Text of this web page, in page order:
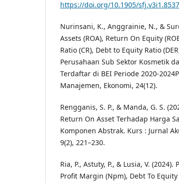
https://doi.org/10.1905/sfj.v3i1.8537
Nurinsani, K., Anggrainie, N., &
Assets (ROA), Return On Equity
Ratio (CR), Debt to Equity Ratio
Perusahaan Sub Sektor Kosmetik
Terdaftar di BEI Periode 2020-
Manajemen, Ekonomi, 24(12).
Rengganis, S. P., & Manda, G. S.
Return On Asset Terhadap Harga
Komponen Abstrak. Kurs : Jurnal
9(2), 221–230.
Ria, P., Astuty, P., & Lusia, V.
Profit Margin (Npm), Debt To